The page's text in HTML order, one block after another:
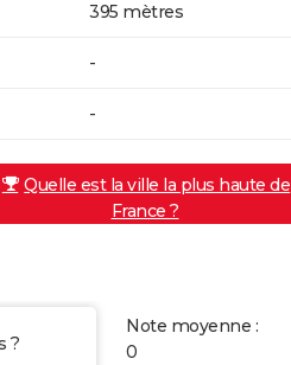
395 mètres
-
-
Quelle est la ville la plus haute de
France ?
?
Note moyenne :
0